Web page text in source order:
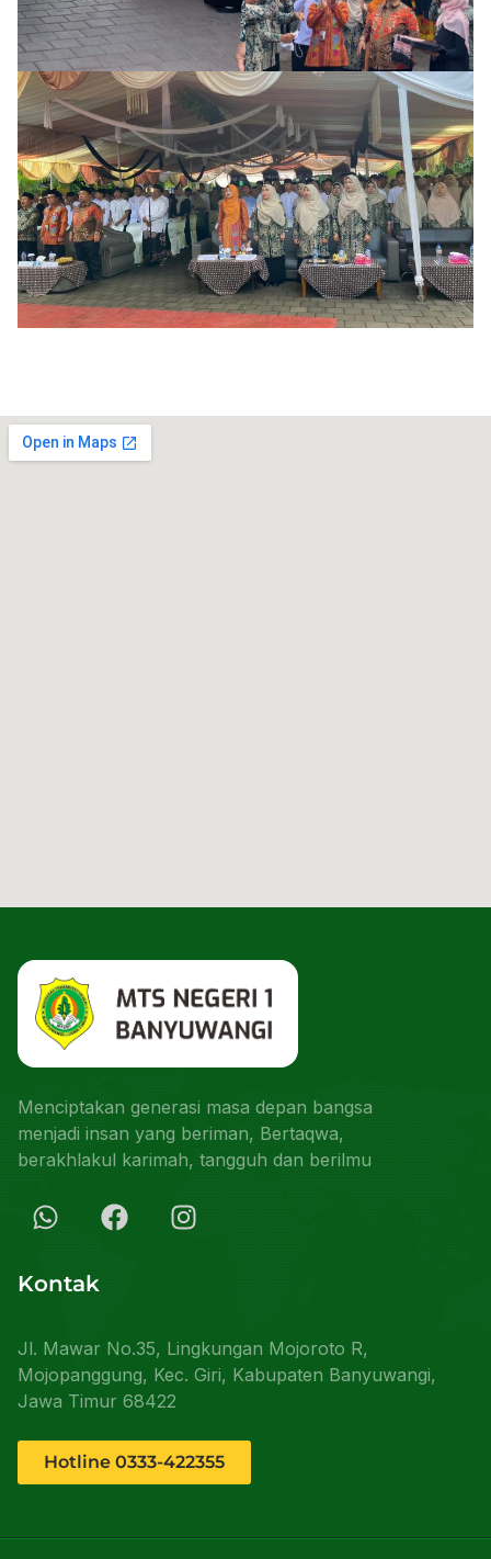
Menciptakan generasi masa depan bangsa
menjadi insan yang beriman, Bertaqwa,
berakhlakul karimah, tangguh dan berilmu
Kontak
Jl. Mawar No.35, Lingkungan Mojoroto R,
Mojopanggung, Kec. Giri, Kabupaten Banyuwangi,
Jawa Timur 68422
Hotline 0333-422355